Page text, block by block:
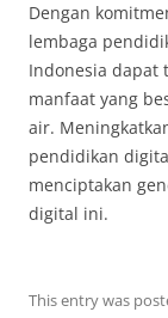
Dengan
lembaga
Indonesia dapat
manfaat yang
air.
pendidikan
menciptakan
digital ini.
This entry was